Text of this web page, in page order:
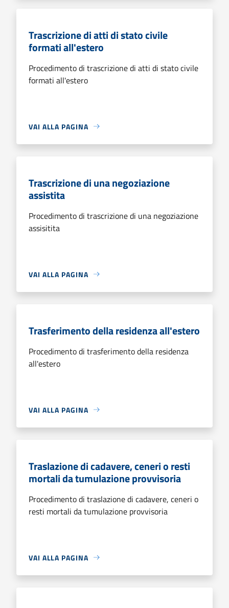
Trascrizione di atti di stato civile
formati all'estero
Procedimento di trascrizione di atti di stato civile
formati all'estero
VAI ALLA PAGINA
Trascrizione di una negoziazione
assistita
Procedimento di trascrizione di una negoziazione
assisitita
VAI ALLA PAGINA
Trasferimento della residenza all'estero
Procedimento di trasferimento della residenza
all'estero
VAI ALLA PAGINA
Traslazione di cadavere, ceneri o resti
mortali da tumulazione provvisoria
Procedimento di traslazione di cadavere, ceneri o
resti mortali da tumulazione provvisoria
VAI ALLA PAGINA